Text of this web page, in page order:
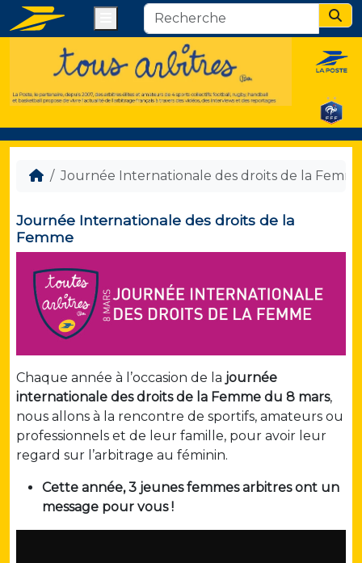
Journée Internationale des droits de la
Journée Internationale des droits de la
Femme
Chaque année à l’occasion de la journée
internationale des droits de la Femme du 8 mars,
nous allons à la rencontre de sportifs, amateurs ou
professionnels et de leur famille, pour avoir leur
regard sur l’arbitrage au féminin.
Cette année, 3 jeunes femmes arbitres ont un
message pour vous !